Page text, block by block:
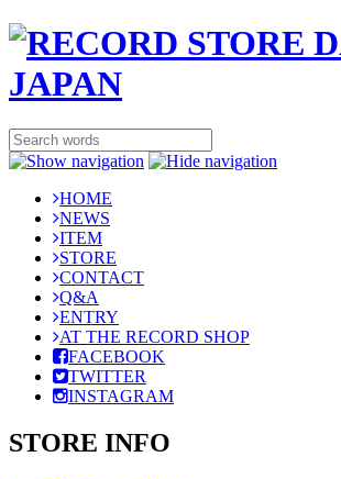
HOME
NEWS
ITEM
STORE
CONTACT
Q&A
ENTRY
AT THE RECORD SHOP
FACEBOOK
TWITTER
INSTAGRAM
STORE INFO